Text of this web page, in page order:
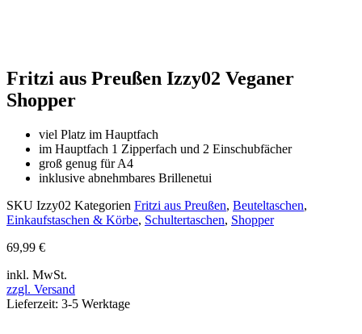
Fritzi aus Preußen Izzy02 Veganer
Shopper
viel Platz im Hauptfach
im Hauptfach 1 Zipperfach und 2 Einschubfächer
groß genug für A4
inklusive abnehmbares Brillenetui
SKU Izzy02 Kategorien Fritzi aus Preußen, Beuteltaschen,
Einkaufstaschen & Körbe, Schultertaschen, Shopper
69,99 €
inkl. MwSt.
zzgl. Versand
Lieferzeit: 3-5 Werktage